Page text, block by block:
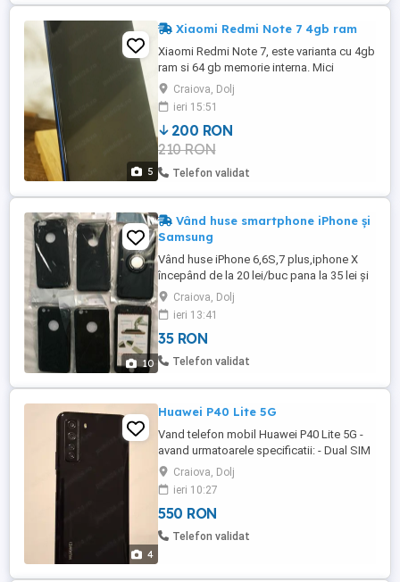
5
Xiaomi Redmi Note 7 4gb ram
Xiaomi Redmi Note 7, este varianta cu 4gb
ram si 64 gb memorie interna. Mici
zgârieturi, normale, merge bine.
Craiova, Dolj
ieri 15:51
200 RON
210 RON
Telefon validat
10
Vând huse smartphone iPhone și
Samsung
Vând huse iPhone 6,6S,7 plus,iphone X
începând de la 20 lei/buc pana la 35 lei și
pentru Samsung A6 2018,S8 plus
Craiova, Dolj
ieri 13:41
35 RON
Telefon validat
4
Huawei P40 Lite 5G
Vand telefon mobil Huawei P40 Lite 5G -
avand urmatoarele specificatii: - Dual SIM
- Display 6.5 Inch LTPS cu rezoluție 1080 x
2400 - Procesor Kirin 820 5G in combinatia
1 x Cortex-A76 Based 2.36GHz + 3 x
Cortex-A76 Based 2.22GHz + 4 x Cortex-
A55 1.84GHz - Retea 2G 3G 4G 5G - Sistem
Craiova, Dolj
ieri 10:27
550 RON
Telefon validat